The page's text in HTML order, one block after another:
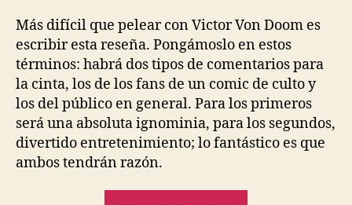
Más difícil que pelear con Victor Von Doom es
escribir esta reseña. Pongámoslo en estos
términos: habrá dos tipos de comentarios para
la cinta, los de los fans de un comic de culto y
los del público en general. Para los primeros
será una absoluta ignominia, para los segundos,
divertido entretenimiento; lo fantástico es que
ambos tendrán razón.